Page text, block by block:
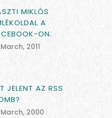
MIKLÓS
A
ON.
2011
JELENT AZ RSS
March, 2000